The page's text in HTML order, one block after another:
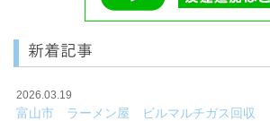
新着記事
2026.03.19
富山市 ラーメン屋 ビルマルチガス回収